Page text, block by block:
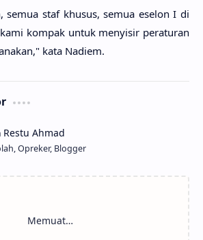
semua staf khusus, semua eselon I di
kompak untuk menyisir peraturan
kata Nadiem.
Opreker, Blogger